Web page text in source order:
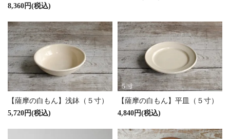
8,360円(税込)
【薩摩の白もん】浅鉢（５寸）
5,720円(税込)
【薩摩の白もん】平皿（５寸）
4,840円(税込)